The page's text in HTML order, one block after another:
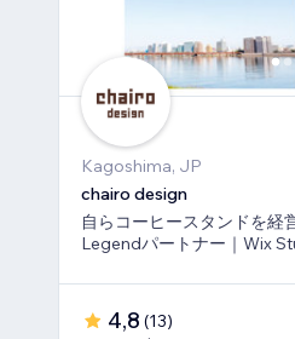
Kagoshima, JP
chairo design
自らコーヒースタンドを経
Legendパートナー｜Wix
4,8 (13)